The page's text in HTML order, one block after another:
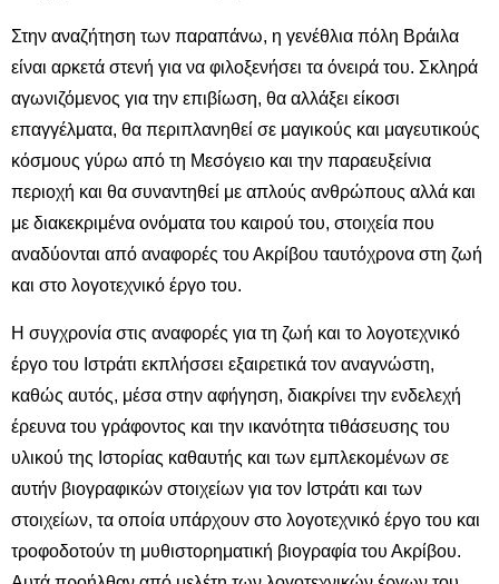
Στην αναζήτηση των παραπάνω, η γενέθλια πόλη Βράιλα
είναι αρκετά στενή για να φιλοξενήσει τα όνειρά του. Σκληρά
αγωνιζόμενος για την επιβίωση, θα αλλάξει είκοσι
επαγγέλματα, θα περιπλανηθεί σε μαγικούς και μαγευτικούς
κόσμους γύρω από τη Μεσόγειο και την παραευξείνια
περιοχή και θα συναντηθεί με απλούς ανθρώπους αλλά και
με διακεκριμένα ονόματα του καιρού του, στοιχεία που
αναδύονται από αναφορές του Ακρίβου ταυτόχρονα στη ζωή
και στο λογοτεχνικό έργο του.
Η συγχρονία στις αναφορές για τη ζωή και το λογοτεχνικό
έργο του Ιστράτι εκπλήσσει εξαιρετικά τον αναγνώστη,
καθώς αυτός, μέσα στην αφήγηση, διακρίνει την ενδελεχή
έρευνα του γράφοντος και την ικανότητα τιθάσευσης του
υλικού της Ιστορίας καθαυτής και των εμπλεκομένων σε
αυτήν βιογραφικών στοιχείων για τον Ιστράτι και των
στοιχείων, τα οποία υπάρχουν στο λογοτεχνικό έργο του και
τροφοδοτούν τη μυθιστορηματική βιογραφία του Ακρίβου.